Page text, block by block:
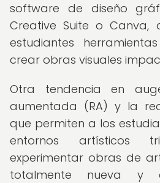
software de diseño
Creative Suite o
estudiantes
crear obras visuales
Otra tendencia en
aumentada (RA) y la
que permiten a los
entornos artísticos
experimentar obras de
totalmente nueva y